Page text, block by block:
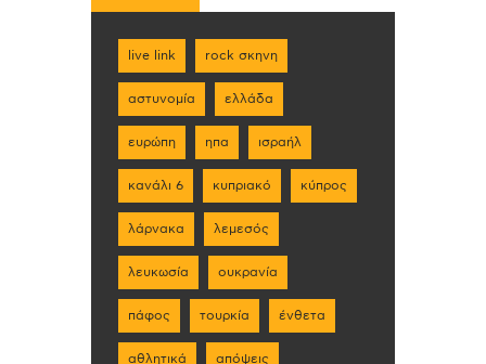
live link rock σκηνη
αστυνομία ελλάδα
ευρώπη ηπα ισραήλ
κανάλι 6 κυπριακό κύπρος
λάρνακα λεμεσός
λευκωσία ουκρανία
πάφος τουρκία ένθετα
αθλητικά απόψεις